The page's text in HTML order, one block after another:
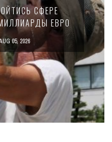
НАЛОГЕ ДЛЯ
AUG 02, 2026